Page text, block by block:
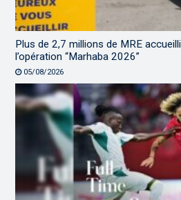
Plus de 2,7 millions de MRE
l’opération “Marhaba 2026”
05/08/2026